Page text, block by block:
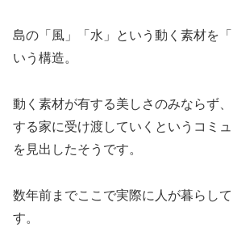
島の「風」「水」という動く素材を
いう構造。
動く素材が有する美しさのみならず
する家に受け渡していくというコミ
を見出したそうです。
数年前までここで実際に人が暮らし
す。